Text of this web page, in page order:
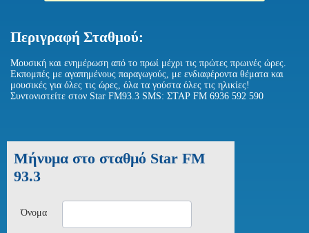
Περιγραφή Σταθμού:
Μουσική και ενημέρωση από το πρωί μέχρι τις πρώτες πρωινές ώρες.
Εκπομπές με αγαπημένους παραγωγούς, με ενδιαφέροντα θέματα και
μουσικές για όλες τις ώρες, όλα τα γούστα όλες τις ηλικίες!
Συντονιστείτε στον Star FM93.3 SMS: ΣΤΑΡ FΜ 6936 592 590
Μήνυμα στο σταθμό Star FM
93.3
Όνομα